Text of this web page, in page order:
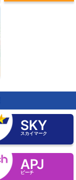
SKY
スカイマーク
APJ
ピーチ